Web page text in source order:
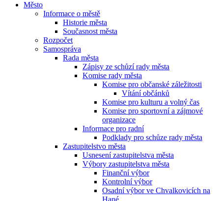
Město
Informace o městě
Historie města
Současnost města
Rozpočet
Samospráva
Rada města
Zápisy ze schůzí rady města
Komise rady města
Komise pro občanské záležitosti
Vítání občánků
Komise pro kulturu a volný čas
Komise pro sportovní a zájmové
organizace
Informace pro radní
Podklady pro schůze rady města
Zastupitelstvo města
Usnesení zastupitelstva města
Výbory zastupitelstva města
Finanční výbor
Kontrolní výbor
Osadní výbor ve Chvalkovicích na
Hané